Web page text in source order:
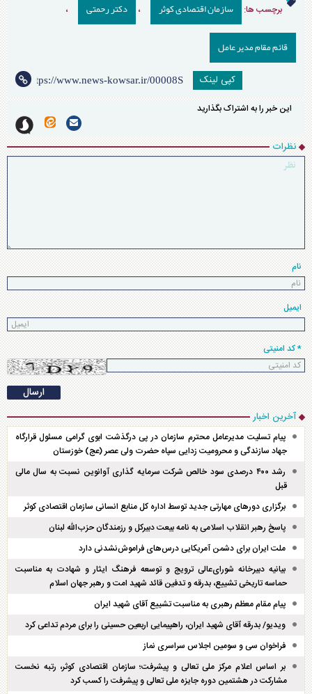
برچسب ها: سازمان اقتصادی کوثر ، دکتر رحمتی ،
قائم مقام مدیر عامل
کپی لینک
این خبر را به اشتراک بگذارید
نظرات
نام
ایمیل
* کد امنیتی
آخرین اخبار
پیام تسلیت مدیرعامل محترم سازمان در پی درگذشت ابوی گرامی مسئول قرارگاه
جهاد سازندگی و محرومیت زدایی سپاه حضرت ولی عصر (عج) خوزستان
رشد ۴۰۰ درصدی سود خالص شرکت سرمایه گذاری آوانوین نسبت به سال مالی
قبل
برگزاری دور‌های مهارتی جدید توسط اداره کل منابع انسانی سازمان اقتصادی کوثر
پاسخ رهبر انقلاب اسلامی به نامه بیعت دبیرکل و رزمندگان حزب‌الله لبنان
ملت ایران برای دشمن آمریکایی درس‌های فراموش‌نشدنی دارد
بیانیه دبیرخانه شورای‌عالی ترویج و توسعه فرهنگ ایثار و شهادت به مناسبت
حماسه تاریخی تشییع، بدرقه و تدفین قائد شهید امت و رهبر جهان اسلام
پیام مقام معظم رهبری به مناسبت تشییع آقای شهید ایران
ویدیو/ بدرقه آقای شهید ایران، راهپیمایی اربعین حسینی را برای مردم تداعی کرد
فراخوان سی و سومین اجلاس سراسری نماز
بر اساس اعلام مرکز ملی تعالی و پیشرفت؛ سازمان اقتصادی کوثر، رتبه نخست
مشارکت در هشتمین دوره جایزه ملی تعالی و پیشرفت را کسب کرد